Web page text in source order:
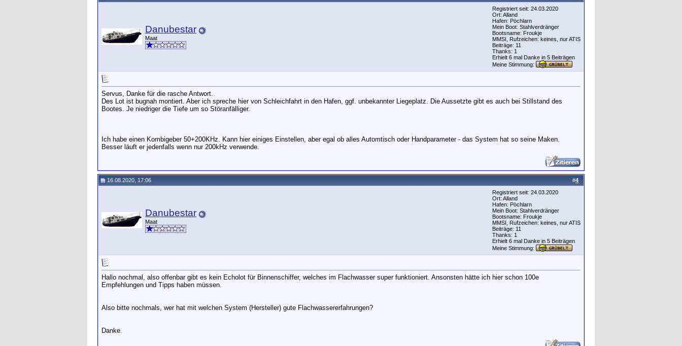
Danubestar
Maat
Registriert seit: 24.03.2020
Ort: Alland
Hafen: Pöchlarn
Mein Boot: Stahlverdränger
Bootsname: Froukje
MMSI, Rufzeichen: keines, nur ATIS
Beiträge: 11
Thanks: 1
Erhielt 6 mal Danke in 5 Beiträgen
Meine Stimmung:
Servus, Danke für die rasche Antwort.
Des Lot ist bugnah montiert. Aber ich spreche hier von Schleichfahrt in den Hafen, ggf. unbekannter Liegeplatz. Die Aussetzte gibt es auch bei Stillstand des
Bootes. Je niedriger die Tiefe um so Störanfälliger.
Ich habe einen Kombigeber 50+200KHz. Kann hier einiges Einstellen, aber egal ob alles Automtisch oder Handparameter - das System hat so seine Maken.
Besser läuft er jedenfalls wenn nur 200kHz verwende.
#4
16.08.2020, 17:06
Danubestar
Maat
Registriert seit: 24.03.2020
Ort: Alland
Hafen: Pöchlarn
Mein Boot: Stahlverdränger
Bootsname: Froukje
MMSI, Rufzeichen: keines, nur ATIS
Beiträge: 11
Thanks: 1
Erhielt 6 mal Danke in 5 Beiträgen
Meine Stimmung:
Hallo nochmal, also offenbar gibt es kein Echolot für Binnenschiffer, welches im Flachwasser super funktioniert. Ansonsten hätte ich hier schon 100e
Empfehlungen und Tipps haben müssen.
Also bitte nochmals, wer hat mit welchen System (Hersteller) gute Flachwassererfahrungen?
Danke.